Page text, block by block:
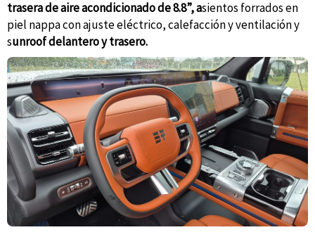
trasera de aire acondicionado de 8.8”, asientos forrados en
piel nappa con ajuste eléctrico, calefacción y ventilación y
sunroof delantero y trasero.